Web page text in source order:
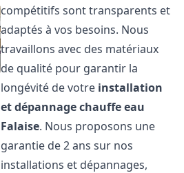
compétitifs sont transparents et
adaptés à vos besoins. Nous
travaillons avec des matériaux
de qualité pour garantir la
longévité de votre installation
et dépannage chauffe eau
Falaise. Nous proposons une
garantie de 2 ans sur nos
installations et dépannages,